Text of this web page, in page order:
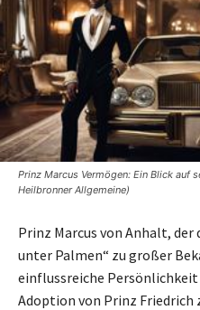
Prinz Marcus Vermögen: Ein Blick auf
Heilbronner Allgemeine)
Prinz Marcus von Anhalt, der
unter Palmen“ zu großer
einflussreiche Persönlichkeit
Adoption von Prinz Friedrich